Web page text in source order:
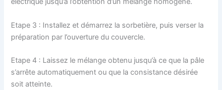
Etape 3 : Installez et démarrez la sorbetière, puis verser la
préparation par l’ouverture du couvercle.
Etape 4 : Laissez le mélange obtenu jusqu’à ce que la pâle
s’arrête automatiquement ou que la consistance désirée
soit atteinte.